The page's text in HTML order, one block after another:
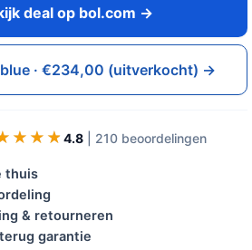
deal op bol.com →
· €234,00 (uitverkocht) →
4.8 | 210 beoordelingen
thuis
& retourneren
garantie